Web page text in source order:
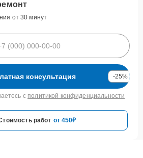
от 30 минут
консультация -25%
с политикой конфиденциальности
работ от 450₽